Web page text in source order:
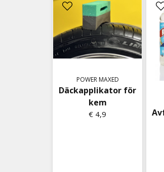
POWER MAXED
Däckapplikator för
kem
€ 4,9